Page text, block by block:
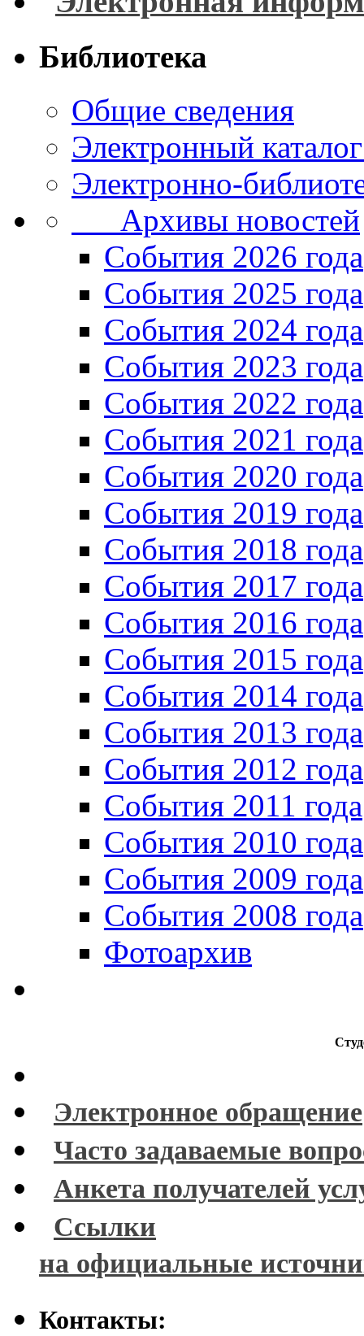
Библиотека
Общие сведения
Электронный
Электронно-
Архивы новостей
Cобытия 2026 года
События 2025 года
События 2024 года
События 2023 года
Cобытия 2022 года
Cобытия 2021 года
События 2020 года
События 2019 года
События 2018 года
События 2017 года
События 2016 года
События 2015 года
События 2014 года
События 2013 года
События 2012 года
События 2011 года
События 2010 года
События 2009 года
События 2008 года
Фотоархив
Электронное обращение
Часто задаваемые
Анкета получателей
Ссылки
на официальные
Контакты: